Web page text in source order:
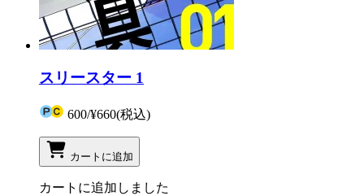
スリースター 1
600/¥660(税込)
カートに追加
カートに追加しました